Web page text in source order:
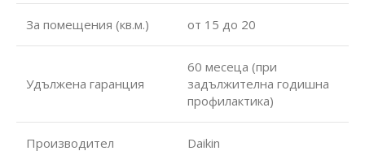
За помещения (кв.м.) от 15 до 20
Удължена гаранция
60 месеца (при
задължителна годишна
профилактика)
Производител Daikin